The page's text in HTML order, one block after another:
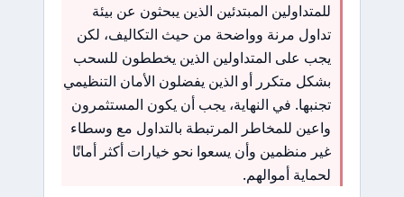
للمتداولين المبتدئين الذين يبحثون عن بيئة
تداول مرنة وواضحة من حيث التكاليف، لكن
يجب على المتداولين الذين يخططون للسحب
بشكل متكرر أو الذين يفضلون الأمان التنظيمي
تجنبها. في النهاية، يجب أن يكون المستثمرون
واعين للمخاطر المرتبطة بالتداول مع وسطاء
غير منظمين وأن يسعوا نحو خيارات أكثر أمانًا
لحماية أموالهم.